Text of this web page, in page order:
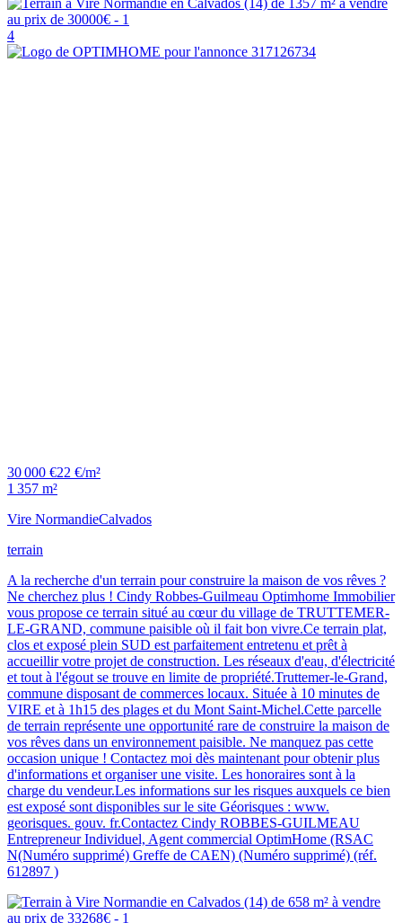
4
30 000 €22 €/m²
1 357 m²
Vire NormandieCalvados
terrain
A la recherche d'un terrain pour construire la maison de vos rêves ?
Ne cherchez plus ! Cindy Robbes-Guilmeau Optimhome Immobilier
vous propose ce terrain situé au cœur du village de TRUTTEMER-
LE-GRAND, commune paisible où il fait bon vivre.Ce terrain plat,
clos et exposé plein SUD est parfaitement entretenu et prêt à
accueillir votre projet de construction. Les réseaux d'eau, d'électricité
et tout à l'égout se trouve en limite de propriété.Truttemer-le-Grand,
commune disposant de commerces locaux. Située à 10 minutes de
VIRE et à 1h15 des plages et du Mont Saint-Michel.Cette parcelle
de terrain représente une opportunité rare de construire la maison de
vos rêves dans un environnement paisible. Ne manquez pas cette
occasion unique ! Contactez moi dès maintenant pour obtenir plus
d'informations et organiser une visite. Les honoraires sont à la
charge du vendeur.Les informations sur les risques auxquels ce bien
est exposé sont disponibles sur le site Géorisques : www.
georisques. gouv. fr.Contactez Cindy ROBBES-GUILMEAU
Entrepreneur Individuel, Agent commercial OptimHome (RSAC
N(Numéro supprimé) Greffe de CAEN) (Numéro supprimé) (réf.
612897 )